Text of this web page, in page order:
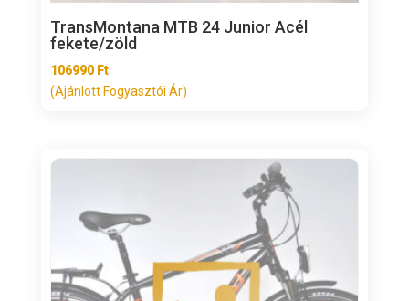
TransMontana MTB 24 Junior Acél
fekete/zöld
106990 Ft
(Ajánlott Fogyasztói Ár)